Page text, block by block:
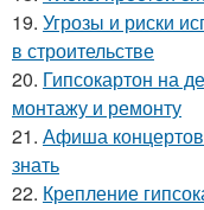
19. Угрозы и риски
в строительстве
20. Гипсокартон на
монтажу и ремонту
21. Афиша
знать
22. Крепление